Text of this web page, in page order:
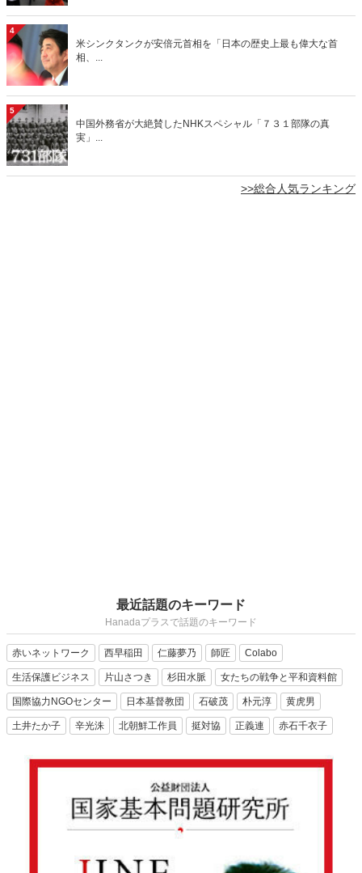
4
米シンクタンクが安倍元首相を「日本の歴史上最も偉大な首
相、...
5
中国外務省が大絶賛したNHKスペシャル「７３１部隊の真
実」...
>>総合人気ランキング
最近話題のキーワード
Hanadaプラスで話題のキーワード
赤いネットワーク 西早稲田 仁藤夢乃 師匠 Colabo
生活保護ビジネス 片山さつき 杉田水脈 女たちの戦争と平和資料館
国際協力NGOセンター 日本基督教団 石破茂 朴元淳 黄虎男
土井たか子 辛光洙 北朝鮮工作員 挺対協 正義連 赤石千衣子